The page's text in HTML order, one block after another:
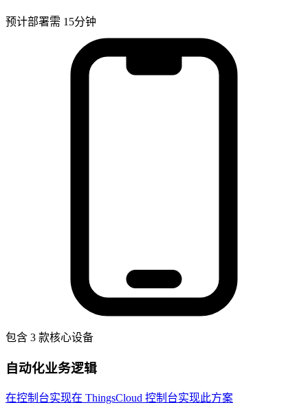
预计部署需 15分钟
包含 3 款核心设备
自动化业务逻辑
在控制台实现在 ThingsCloud 控制台实现此方案